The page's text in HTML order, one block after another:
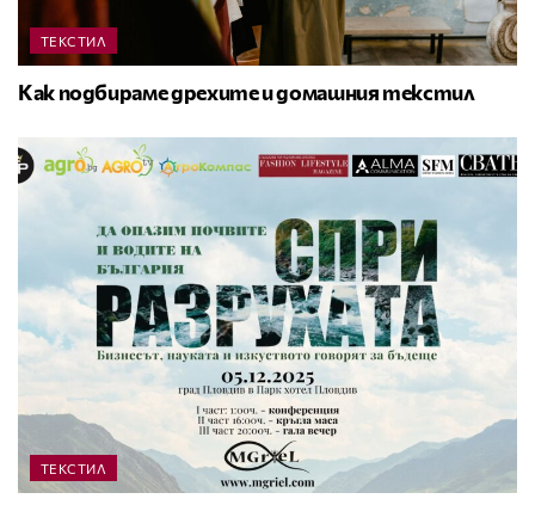
ТЕКСТИЛ
Как подбираме дрехите и домашния текстил
ТЕКСТИЛ